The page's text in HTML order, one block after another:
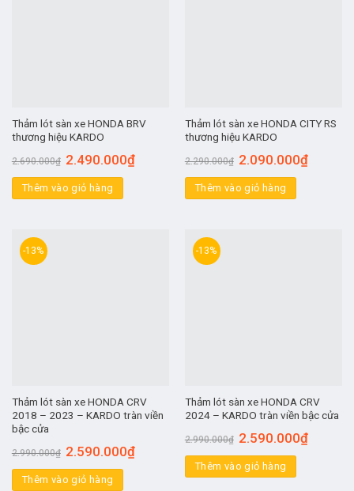
Thảm lót sàn xe HONDA BRV
thương hiệu KARDO
2.690.000₫ 2.490.000₫
Thêm vào giỏ hàng
Thảm lót sàn xe HONDA CITY RS
thương hiệu KARDO
2.290.000₫ 2.090.000₫
Thêm vào giỏ hàng
-13%
Thảm lót sàn xe HONDA CRV
2018 – 2023 – KARDO tràn viền
bậc cửa
2.990.000₫ 2.590.000₫
Thêm vào giỏ hàng
-13%
Thảm lót sàn xe HONDA CRV
2024 – KARDO tràn viền bậc cửa
2.990.000₫ 2.590.000₫
Thêm vào giỏ hàng